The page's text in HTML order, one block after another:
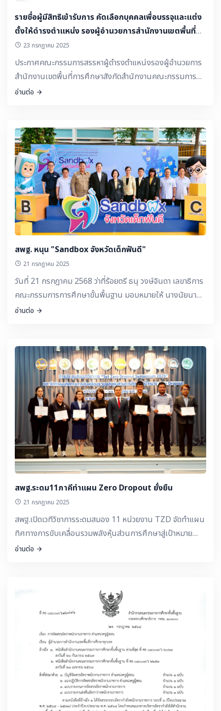
รายชื่อผู้มีสิทธิเข้ารับการ คัดเลือกบุคคลเพื่อบรรจุและแต่ง
ตั้งให้ดำรงตำแหน่ง รองผู้อำนวยการสำนักงานเขตพื้นที่
การศึกษา สังกัด สพฐ. ปี พ.ศ. 2568
23 กรกฎาคม 2025
ประกาศคณะกรรมการสรรหาผู้ดำรงตำแหน่งรองผู้อำนวยการ
สำนักงานเขตพื้นที่การศึกษาสังกัดสำนักงานคณะกรรมการ
การศึกษาขั้นพื้นฐาน
อ่านต่อ
สพฐ. หนุน "Sandbox จังหวัดเด็กฟันดี"
21 กรกฎาคม 2025
วันที่ 21 กรกฎาคม 2568 ว่าที่ร้อยตรี ธนุ วงษ์จินดา เลขาธิการ
คณะกรรมการการศึกษาขั้นพื้นฐาน มอบหมายให้ นางนัยนา
ตันเจริญ ผู้อำนวยการสำนักอำนวยการ เป็นผู้แทนเข้าร่วม
Model จังหวัดเด็กฟันดี” โดยมี แพทย์หญิงอัมพร เบญจพล
พิทักษ์ อธิบดีกรมอนามัย เป็นประธานในพิธีเปิด และมีผู้อำนวย
การสำนักงานเขตพื้นที่การศึกษาประถมศึกษา
กรุงเทพมหานคร ผู้แทนกรมส่งเสริมการปกครองท้องถิ่น ผู้
แทนกรมสนับสนุนบริการสุขภาพ และหน่วยงานที่เกี่ยวข้องเข้า
ร่วมพิธีเปิด ณ โรงเรียนพญาไท กรุงเทพมหานคร
อ่านต่อ
สพฐ.ระดม11ภาคีทำแผน Zero Dropout ยั่งยืน
21 กรกฎาคม 2025
สพฐ.เปิดเวทีวิชาการระดมสมอง 11 หน่วยงาน TZD จัดทำแผน
ทิศทางการขับเคลื่อนรวมพลังหุ้นส่วนการศึกษาสู่เป้าหมาย
Zero Dropout มุ่งเป้า‘ไม่ปล่อยให้เด็กคนใดหลุดออกจาก
อ่านต่อ